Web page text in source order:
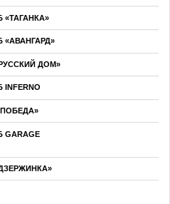
«ТАГАНКА»
«АВАНГАРД»
ДОМ»
INFERNO
GARAGE